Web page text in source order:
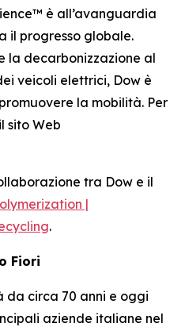
è all’avanguardia
il progresso globale.
la decarbonizzazione al
veicoli elettrici, Dow è
la mobilità. Per
sito Web
tra Dow e il
|
.
Fiori
da circa 70 anni e oggi
aziende italiane nel